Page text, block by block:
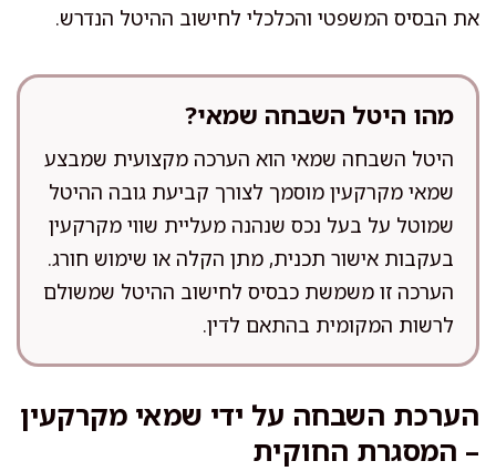
את הבסיס המשפטי והכלכלי לחישוב ההיטל הנדרש.
מהו היטל השבחה שמאי?
היטל השבחה שמאי הוא הערכה מקצועית שמבצע
שמאי מקרקעין מוסמך לצורך קביעת גובה ההיטל
שמוטל על בעל נכס שנהנה מעליית שווי מקרקעין
בעקבות אישור תכנית, מתן הקלה או שימוש חורג.
הערכה זו משמשת כבסיס לחישוב ההיטל שמשולם
לרשות המקומית בהתאם לדין.
הערכת השבחה על ידי שמאי מקרקעין
– המסגרת החוקית